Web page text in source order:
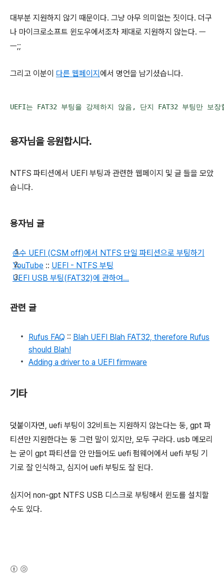
대부분 지원하지 않기 때문이다. 그냥 아무 의미없는 짓이다. 더구
나 마이크로소프트 윈도우에서조차 제대로 지원하지 않는다. ㅡ
ㅡ;;
그리고 이분이 다른 웹페이지에서 명언을 남기셨습니다.
UEFI는 FAT32 부팅을 강제하지 않음, 단지 FAT32 부팅만
용자님을 응원합시다.
NTFS 파티션에서 UEFI 부팅과 관련한 웹페이지 및 글 들을 모았
습니다.
용자님 글
순수 UEFI (CSM off)에서 NTFS 단일 파티션으로 부팅하기
YouTube :: UEFI - NTFS 부팅
UEFI USB 부팅(FAT32)에 관하여...
관련 글
Rufus FAQ :: Blah UEFI Blah FAT32, therefore Rufus
should Blah!
Adding a driver to a UEFI firmware
기타
덧붙이자면, uefi 부팅이 32비트는 지원하지 않는다는 둥, gpt 파
티션만 지원한다는 둥 그런 말이 있지만, 모두 구라다. usb 메모리
는 굳이 gpt 파티션을 안 만들어도 uefi 펌웨어에서 uefi 부팅 기
기로 잘 인식하고, 심지어 uefi 부팅도 잘 된다.
심지어 non-gpt NTFS USB 디스크로 부팅해서 윈도를 설치할
수도 있다.